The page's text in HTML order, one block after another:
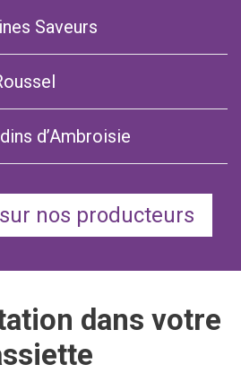
Saveurs
d’Ambroisie
nos producteurs
dans votre